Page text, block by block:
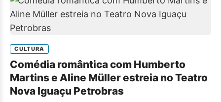
CULTURA
Comédia romântica com Humberto
Martins e Aline Müller estreia no Teatro
Nova Iguaçu Petrobras